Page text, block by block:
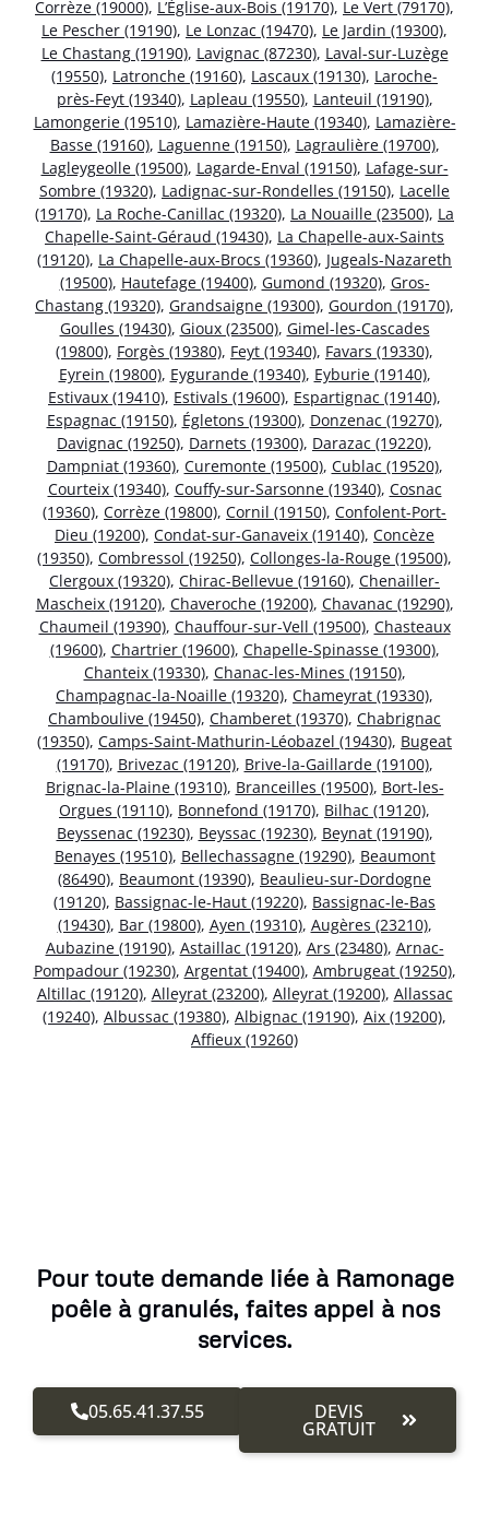
Corrèze (19000), L’Église-aux-Bois (19170), Le Vert (79170),
Le Pescher (19190), Le Lonzac (19470), Le Jardin (19300),
Le Chastang (19190), Lavignac (87230), Laval-sur-Luzège
(19550), Latronche (19160), Lascaux (19130), Laroche-
près-Feyt (19340), Lapleau (19550), Lanteuil (19190),
Lamongerie (19510), Lamazière-Haute (19340), Lamazière-
Basse (19160), Laguenne (19150), Lagraulière (19700),
Lagleygeolle (19500), Lagarde-Enval (19150), Lafage-sur-
Sombre (19320), Ladignac-sur-Rondelles (19150), Lacelle
(19170), La Roche-Canillac (19320), La Nouaille (23500), La
Chapelle-Saint-Géraud (19430), La Chapelle-aux-Saints
(19120), La Chapelle-aux-Brocs (19360), Jugeals-Nazareth
(19500), Hautefage (19400), Gumond (19320), Gros-
Chastang (19320), Grandsaigne (19300), Gourdon (19170),
Goulles (19430), Gioux (23500), Gimel-les-Cascades
(19800), Forgès (19380), Feyt (19340), Favars (19330),
Eyrein (19800), Eygurande (19340), Eyburie (19140),
Estivaux (19410), Estivals (19600), Espartignac (19140),
Espagnac (19150), Égletons (19300), Donzenac (19270),
Davignac (19250), Darnets (19300), Darazac (19220),
Dampniat (19360), Curemonte (19500), Cublac (19520),
Courteix (19340), Couffy-sur-Sarsonne (19340), Cosnac
(19360), Corrèze (19800), Cornil (19150), Confolent-Port-
Dieu (19200), Condat-sur-Ganaveix (19140), Concèze
(19350), Combressol (19250), Collonges-la-Rouge (19500),
Clergoux (19320), Chirac-Bellevue (19160), Chenailler-
Mascheix (19120), Chaveroche (19200), Chavanac (19290),
Chaumeil (19390), Chauffour-sur-Vell (19500), Chasteaux
(19600), Chartrier (19600), Chapelle-Spinasse (19300),
Chanteix (19330), Chanac-les-Mines (19150),
Champagnac-la-Noaille (19320), Chameyrat (19330),
Chamboulive (19450), Chamberet (19370), Chabrignac
(19350), Camps-Saint-Mathurin-Léobazel (19430), Bugeat
(19170), Brivezac (19120), Brive-la-Gaillarde (19100),
Brignac-la-Plaine (19310), Branceilles (19500), Bort-les-
Orgues (19110), Bonnefond (19170), Bilhac (19120),
Beyssenac (19230), Beyssac (19230), Beynat (19190),
Benayes (19510), Bellechassagne (19290), Beaumont
(86490), Beaumont (19390), Beaulieu-sur-Dordogne
(19120), Bassignac-le-Haut (19220), Bassignac-le-Bas
(19430), Bar (19800), Ayen (19310), Augères (23210),
Aubazine (19190), Astaillac (19120), Ars (23480), Arnac-
Pompadour (19230), Argentat (19400), Ambrugeat (19250),
Altillac (19120), Alleyrat (23200), Alleyrat (19200), Allassac
(19240), Albussac (19380), Albignac (19190), Aix (19200),
Affieux (19260)
Pour toute demande liée à Ramonage
poêle à granulés, faites appel à nos
services.
05.65.41.37.55 DEVIS
GRATUIT